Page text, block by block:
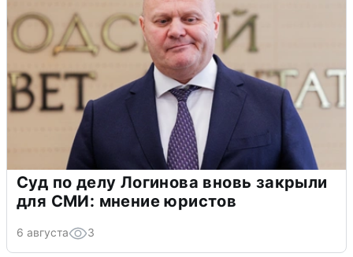
Суд по делу Логинова вновь закрыли
для СМИ: мнение юристов
6 августа 3